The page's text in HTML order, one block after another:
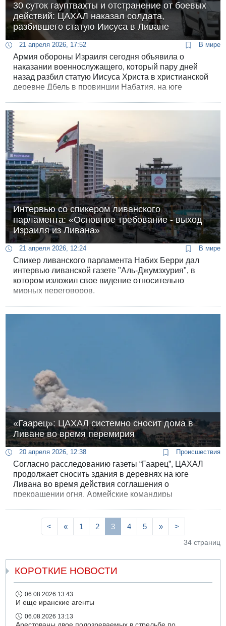
30 суток гауптвахты и отстранение от боевых
действий: ЦАХАЛ наказал солдата,
разбившего статую Иисуса в Ливане
21 апреля 2026, 17:52 В мире
Армия обороны Израиля сегодня объявила о
наказании военнослужащего, который пару дней
назад разбил статую Иисуса Христа в христианской
деревне Дбель в провинции Набатия, на юге
Интервью со спикером ливанского
парламента: «Основное требование - выход
Израиля из Ливана»
21 апреля 2026, 12:24 В мире
Спикер ливанского парламента Набих Берри дал
интервью ливанской газете "Аль-Джумзхурия", в
котором изложил свое видение относительно
мирных переговоров.
«Гаарец»: ЦАХАЛ системно сносит дома в
Ливане во время перемирия
20 апреля 2026, 12:38 Происшествия
Согласно расследованию газеты “Гаарец”, ЦАХАЛ
продолжает сносить здания в деревнях на юге
Ливана во время действия соглашения о
прекращении огня. Армейские командиры
разрушение гражданских объектов”.
< « 1 2 3 4 5 » >
34 страниц
КОРОТКИЕ НОВОСТИ
06.08.2026 13:43
И еще иранские агенты
06.08.2026 13:13